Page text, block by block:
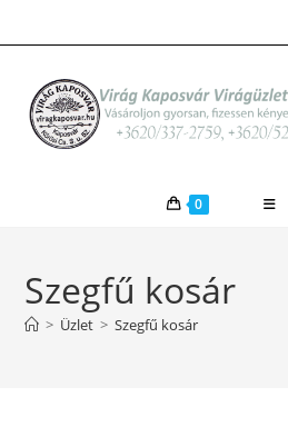
to
0
Szegfű kosár
> Üzlet > Szegfű kosár